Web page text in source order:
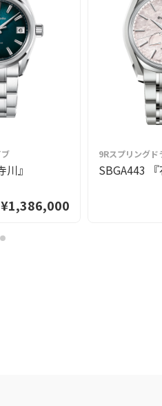
』
¥1,386,000
9Rスプリングド
SBGA443 『